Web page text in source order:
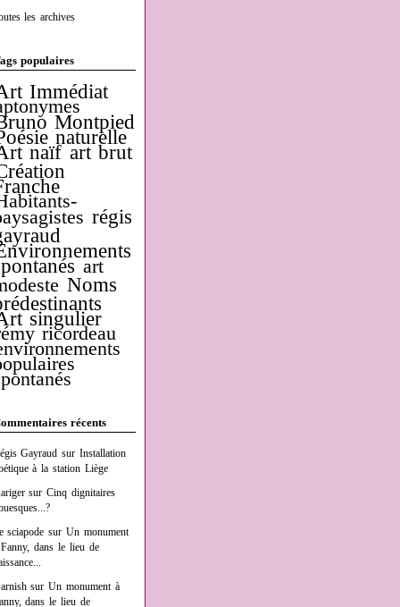
les archives
populaires
Immédiat
Montpied
naturelle
naïf art brut
régis
art
Noms
singulier
ricordeau
récents
Gayraud surInstallation
à la station Liège
surCinq dignitaires
sciapode surUn monument
dans le lieu de
surUn monument à
dans le lieu de